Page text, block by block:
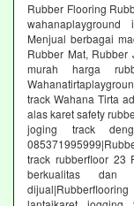
Rubber Flooring
wahanaplayground
Menjual berbagai
Rubber Mat, Rubber
murah harga
track Wahana Tirta
alas karet safety
joging track
track rubberfloor 23
berkualitas dan